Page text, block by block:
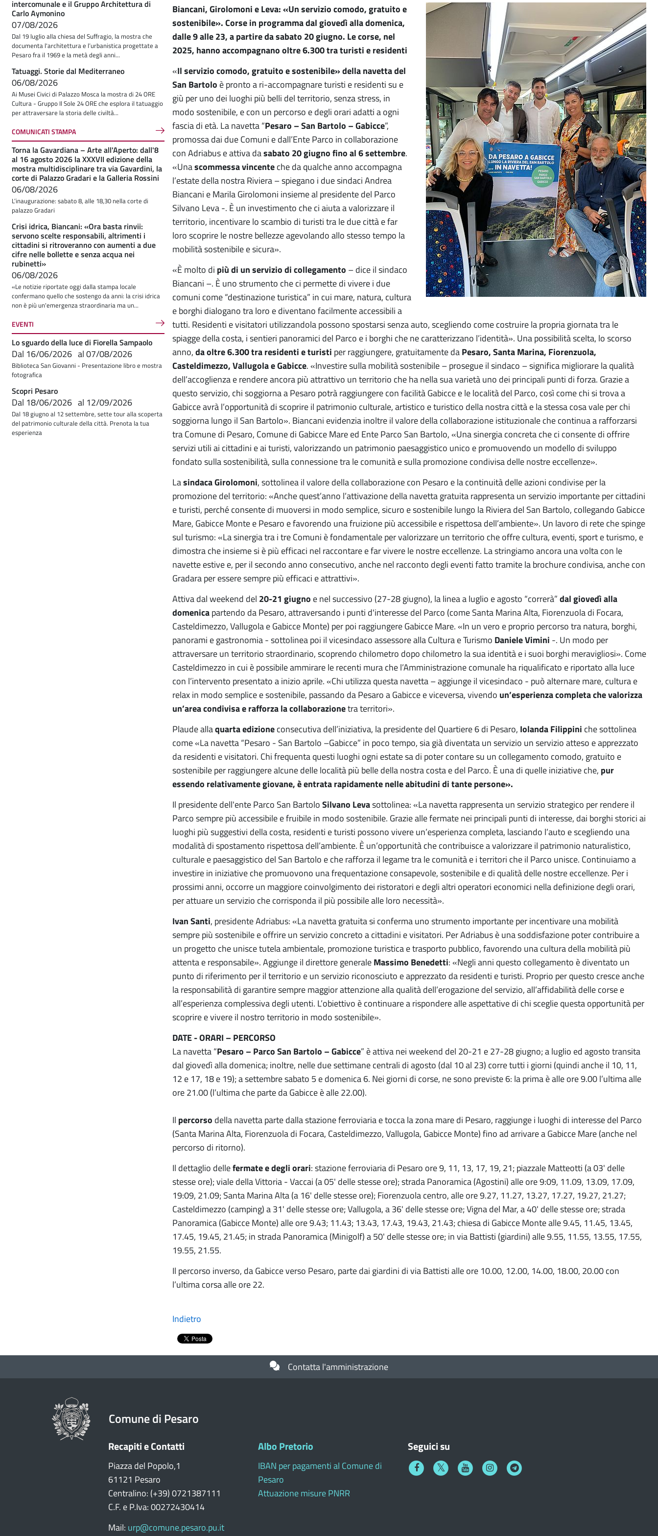
Biancani, Girolomoni e Leva: «Un servizio comodo, gratuito e
sostenibile». Corse in programma dal giovedì alla domenica,
dalle 9 alle 23, a partire da sabato 20 giugno. Le corse, nel
2025, hanno accompagnano oltre 6.300 tra turisti e residenti
«Il servizio comodo, gratuito e sostenibile» della navetta del
San Bartolo è pronto a ri-accompagnare turisti e residenti su e
giù per uno dei luoghi più belli del territorio, senza stress, in
modo sostenibile, e con un percorso e degli orari adatti a ogni
fascia di età. La navetta “Pesaro – San Bartolo – Gabicce”,
promossa dai due Comuni e dall’Ente Parco in collaborazione
con Adriabus e attiva dasabato 20 giugno fino al 6 settembre.
«Unascommessa vincenteche da qualche anno accompagna
l’estate della nostra Riviera – spiegano i due sindaci Andrea
Biancani e Marila Girolomoni insieme al presidente del Parco
Silvano Leva -. È un investimento che ci aiuta a valorizzare il
territorio, incentivare lo scambio di turisti tra le due città e far
loro scoprire le nostre bellezze agevolando allo stesso tempo la
mobilità sostenibile e sicura».
«È molto di più di un servizio di collegamento – dice il sindaco
Biancani –. È uno strumento che ci permette di vivere i due
comuni come “destinazione turistica” in cui mare, natura, cultura
e borghi dialogano tra loro e diventano facilmente accessibili a
tutti. Residenti e visitatori utilizzandola possono spostarsi senza auto, scegliendo come costruire la propria giornata tra le
spiagge della costa, i sentieri panoramici del Parco e i borghi che ne caratterizzano l’identità». Una possibilità scelta, lo scorso
anno,da oltre 6.300 tra residenti e turisti per raggiungere, gratuitamente daPesaro, Santa Marina, Fiorenzuola,
Casteldimezzo, Vallugola e Gabicce. «Investire sulla mobilità sostenibile – prosegue il sindaco – significa migliorare la qualità
dell’accoglienza e rendere ancora più attrattivo un territorio che ha nella sua varietà uno dei principali punti di forza. Grazie a
questo servizio, chi soggiorna a Pesaro potrà raggiungere con facilità Gabicce e le località del Parco, così come chi si trova a
Gabicce avrà l’opportunità di scoprire il patrimonio culturale, artistico e turistico della nostra città e la stessa cosa vale per chi
soggiorna lungo il San Bartolo». Biancani evidenzia inoltre il valore della collaborazione istituzionale che continua a rafforzarsi
tra Comune di Pesaro, Comune di Gabicce Mare ed Ente Parco San Bartolo, «Una sinergia concreta che ci consente di offrire
servizi utili ai cittadini e ai turisti, valorizzando un patrimonio paesaggistico unico e promuovendo un modello di sviluppo
fondato sulla sostenibilità, sulla connessione tra le comunità e sulla promozione condivisa delle nostre eccellenze».
Lasindaca Girolomoni, sottolinea il valore della collaborazione con Pesaro e la continuità delle azioni condivise per la
promozione del territorio: «Anche quest’anno l’attivazione della navetta gratuita rappresenta un servizio importante per cittadini
e turisti, perché consente di muoversi in modo semplice, sicuro e sostenibile lungo la Riviera del San Bartolo, collegando Gabicce
Mare, Gabicce Monte e Pesaro e favorendo una fruizione più accessibile e rispettosa dell’ambiente». Un lavoro di rete che spinge
sul turismo: «La sinergia tra i tre Comuni è fondamentale per valorizzare un territorio che offre cultura, eventi, sport e turismo, e
dimostra che insieme si è più efficaci nel raccontare e far vivere le nostre eccellenze. La stringiamo ancora una volta con le
navette estive e, per il secondo anno consecutivo, anche nel racconto degli eventi fatto tramite la brochure condivisa, anche con
Gradara per essere sempre più efficaci e attrattivi».
Attiva dal weekend del 20-21 giugno e nel successivo (27-28 giugno), la linea a luglio e agosto “correrà”dal giovedì alla
domenicapartendo da Pesaro, attraversando i punti d'interesse del Parco (come Santa Marina Alta, Fiorenzuola di Focara,
Casteldimezzo, Vallugola e Gabicce Monte) per poi raggiungere Gabicce Mare. «In un vero e proprio percorso tra natura, borghi,
panorami e gastronomia - sottolinea poi il vicesindaco assessore alla Cultura e Turismo Daniele Vimini -. Un modo per
attraversare un territorio straordinario, scoprendo chilometro dopo chilometro la sua identità e i suoi borghi meravigliosi». Come
Casteldimezzo in cui è possibile ammirare le recenti mura che l’Amministrazione comunale ha riqualificato e riportato alla luce
con l’intervento presentato a inizio aprile. «Chi utilizza questa navetta – aggiunge il vicesindaco - può alternare mare, cultura e
relax in modo semplice e sostenibile, passando da Pesaro a Gabicce e viceversa, vivendo un’esperienza completa che valorizza
un’area condivisa e rafforza la collaborazionetra territori».
Plaude allaquarta edizioneconsecutiva dell’iniziativa, la presidente del Quartiere 6 di Pesaro, Iolanda Filippini che sottolinea
come «La navetta “Pesaro - San Bartolo –Gabicce” in poco tempo, sia già diventata un servizio un servizio atteso e apprezzato
da residenti e visitatori. Chi frequenta questi luoghi ogni estate sa di poter contare su un collegamento comodo, gratuito e
sostenibile per raggiungere alcune delle località più belle della nostra costa e del Parco. È una di quelle iniziative che, pur
essendo relativamente giovane, è entrata rapidamente nelle abitudini di tante persone».
Il presidente dell'ente Parco San BartoloSilvano Levasottolinea: «La navetta rappresenta un servizio strategico per rendere il
Parco sempre più accessibile e fruibile in modo sostenibile. Grazie alle fermate nei principali punti di interesse, dai borghi storici ai
luoghi più suggestivi della costa, residenti e turisti possono vivere un’esperienza completa, lasciando l’auto e scegliendo una
modalità di spostamento rispettosa dell’ambiente. È un’opportunità che contribuisce a valorizzare il patrimonio naturalistico,
culturale e paesaggistico del San Bartolo e che rafforza il legame tra le comunità e i territori che il Parco unisce. Continuiamo a
investire in iniziative che promuovono una frequentazione consapevole, sostenibile e di qualità delle nostre eccellenze. Per i
prossimi anni, occorre un maggiore coinvolgimento dei ristoratori e degli altri operatori economici nella definizione degli orari,
per attuare un servizio che corrisponda il più possibile alle loro necessità».
Ivan Santi, presidente Adriabus: «La navetta gratuita si conferma uno strumento importante per incentivare una mobilità
sempre più sostenibile e offrire un servizio concreto a cittadini e visitatori. Per Adriabus è una soddisfazione poter contribuire a
un progetto che unisce tutela ambientale, promozione turistica e trasporto pubblico, favorendo una cultura della mobilità più
attenta e responsabile». Aggiunge il direttore generaleMassimo Benedetti: «Negli anni questo collegamento è diventato un
punto di riferimento per il territorio e un servizio riconosciuto e apprezzato da residenti e turisti. Proprio per questo cresce anche
la responsabilità di garantire sempre maggior attenzione alla qualità dell’erogazione del servizio, all’affidabilità delle corse e
all’esperienza complessiva degli utenti. L’obiettivo è continuare a rispondere alle aspettative di chi sceglie questa opportunità per
scoprire e vivere il nostro territorio in modo sostenibile».
DATE - ORARI – PERCORSO
La navetta “Pesaro – Parco San Bartolo – Gabicce” è attiva nei weekend del 20-21 e 27-28 giugno; a luglio ed agosto transita
dal giovedì alla domenica; inoltre, nelle due settimane centrali di agosto (dal 10 al 23) corre tutti i giorni (quindi anche il 10, 11,
12 e 17, 18 e 19); a settembre sabato 5 e domenica 6. Nei giorni di corse, ne sono previste 6: la prima è alle ore 9.00 l’ultima alle
ore 21.00 (l’ultima che parte da Gabicce è alle 22.00).
Il percorso della navetta parte dalla stazione ferroviaria e tocca la zona mare di Pesaro, raggiunge i luoghi di interesse del Parco
(Santa Marina Alta, Fiorenzuola di Focara, Casteldimezzo, Vallugola, Gabicce Monte) fino ad arrivare a Gabicce Mare (anche nel
percorso di ritorno).
Il dettaglio dellefermate e degli orari: stazione ferroviaria di Pesaro ore 9, 11, 13, 17, 19, 21; piazzale Matteotti (a 03' delle
stesse ore); viale della Vittoria - Vaccai (a 05' delle stesse ore); strada Panoramica (Agostini) alle ore 9:09, 11.09, 13.09, 17.09,
19:09, 21.09; Santa Marina Alta (a 16' delle stesse ore); Fiorenzuola centro, alle ore 9.27, 11.27, 13.27, 17.27, 19.27, 21.27;
Casteldimezzo (camping) a 31' delle stesse ore; Vallugola, a 36' delle stesse ore; Vigna del Mar, a 40' delle stesse ore; strada
Panoramica (Gabicce Monte) alle ore 9.43; 11.43; 13.43, 17.43, 19.43, 21.43; chiesa di Gabicce Monte alle 9.45, 11.45, 13.45,
17.45, 19.45, 21.45; in strada Panoramica (Minigolf) a 50' delle stesse ore; in via Battisti (giardini) alle 9.55, 11.55, 13.55, 17.55,
19.55, 21.55.
Il percorso inverso, da Gabicce verso Pesaro, parte dai giardini di via Battisti alle ore 10.00, 12.00, 14.00, 18.00, 20.00 con
l’ultima corsa alle ore 22.
Indietro
intercomunale e il Gruppo Architettura di
Carlo Aymonino
07/08/2026
Dal 19 luglio alla chiesa del Suffragio, la mostra che
documenta l'architettura e l’urbanistica progettate a
Pesaro fra il 1969 e la metà degli anni...
Tatuaggi. Storie dal Mediterraneo
06/08/2026
Ai Musei Civici di Palazzo Mosca la mostra di 24 ORE
Cultura - Gruppo Il Sole 24 ORE che esplora il tatuaggio
per attraversare la storia delle civiltà...
COMUNICATI STAMPA
Torna la Gavardiana – Arte all'Aperto: dall'8
al 16 agosto 2026 la XXXVII edizione della
mostra multidisciplinare tra via Gavardini, la
corte di Palazzo Gradari e la Galleria Rossini
06/08/2026
L’inaugurazione: sabato 8, alle 18,30 nella corte di
palazzo Gradari
Crisi idrica, Biancani: «Ora basta rinvii:
servono scelte responsabili, altrimenti i
cittadini si ritroveranno con aumenti a due
cifre nelle bollette e senza acqua nei
rubinetti»
06/08/2026
«Le notizie riportate oggi dalla stampa locale
confermano quello che sostengo da anni: la crisi idrica
non è più un'emergenza straordinaria ma un...
EVENTI
Lo sguardo della luce di Fiorella Sampaolo
Dal 16/06/2026 al07/08/2026
Biblioteca San Giovanni - Presentazione libro e mostra
fotografica
Scopri Pesaro
Dal 18/06/2026 al 12/09/2026
Dal 18 giugno al 12 settembre, sette tour alla scoperta
del patrimonio culturale della città. Prenota la tua
esperienza
Contatta l'amministrazione
Comune di Pesaro
Recapiti e Contatti
Piazza del Popolo,1
61121 Pesaro
Centralino: (+39) 0721387111
C.F. e P.Iva: 00272430414
Mail: urp@comune.pesaro.pu.it
Albo Pretorio
IBAN per pagamenti al Comune di
Pesaro
Attuazione misure PNRR
Seguici su
FacebookTwitter YoutubeInstagramTelegram